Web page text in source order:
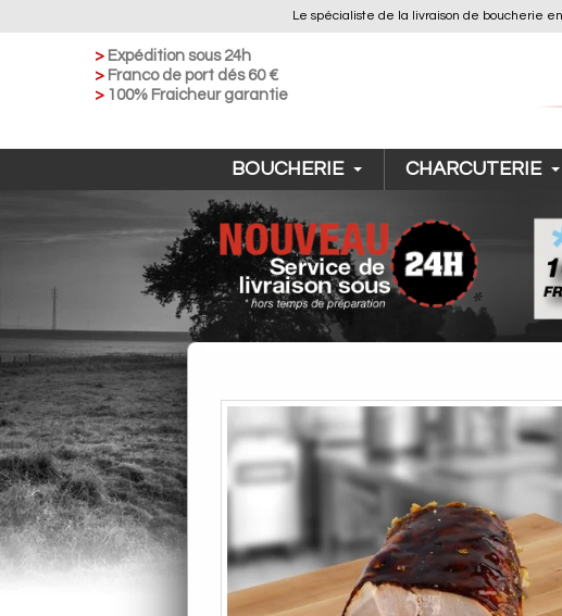
Le spécialiste de la livraison de boucherie
> Expédition sous 24h
> Franco de port dés 60 €
> 100% Fraicheur garantie
BOUCHERIE CHARCUTERIE